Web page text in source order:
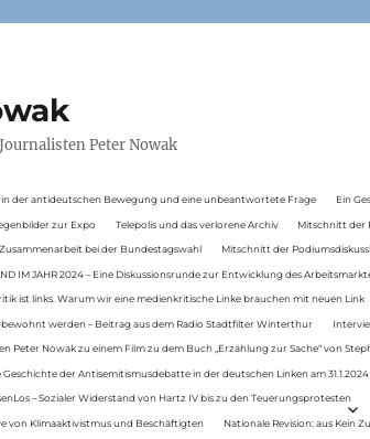
Peter Nowak
in der antideutschen Bewegung und eine unbeantwortete Frage Ein
zur Expo Telepolis und das verlorene Archiv Mitschnitt der
bei der Bundestagswahl Mitschnitt der
IM JAHR 2024 – Eine Diskussionsrunde zur Entwicklung des
ist links. Warum wir eine medienkritische Linke brauchen mit neuen Link
bewohnt werden – Beitrag aus dem Radio Stadtfilter Winterthur
Peter Nowak zu einem Film zu dem Buch „Erzählung zur Sache“ von
der Antisemitismusdebatte in der deutschen Linken am
– Sozialer Widerstand von Hartz IV bis zu den Teuerungsprotesten
von Klimaaktivistmus und Beschäftigten Nationale Revision: aus Kein